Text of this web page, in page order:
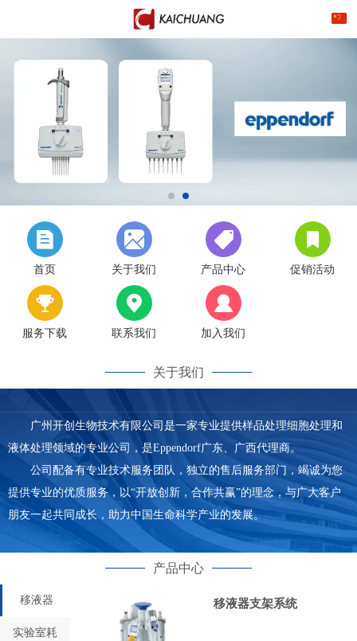
首页 关于我们 产品中心 促销活动
服务下载 联系我们 加入我们
关于我们
广州开创生物技术有限公司是一家专业提供样品处理细胞处理和
液体处理领域的专业公司，是Eppendorf广东、广西代理商。
公司配备有专业技术服务团队，独立的售后服务部门，竭诚为您
提供专业的优质服务，以“开放创新，合作共赢”的理念，与广大客户
朋友一起共同成长，助力中国生命科学产业的发展。
产品中心
移液器
实验室耗
移液器支架系统